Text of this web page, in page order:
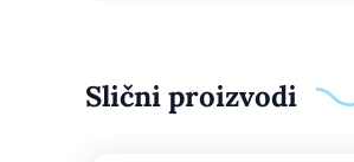
Slični proizvodi